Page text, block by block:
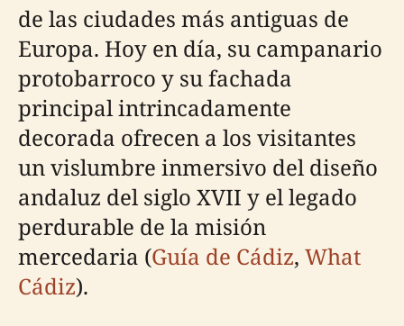
de las ciudades más antiguas de
Europa. Hoy en día, su campanario
protobarroco y su fachada
principal intrincadamente
decorada ofrecen a los visitantes
un vislumbre inmersivo del diseño
andaluz del siglo XVII y el legado
perdurable de la misión
mercedaria (Guía de Cádiz, What
Cádiz).